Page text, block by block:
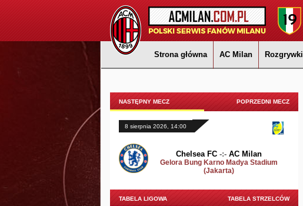
Strona główna AC Milan Rozgrywki
NASTĘPNY MECZ POPRZEDNI MECZ
8 sierpnia 2026, 14:00
Chelsea FC -:- AC Milan
Gelora Bung Karno Madya Stadium
(Jakarta)
TABELA LIGOWA TABELA STRZELCÓW